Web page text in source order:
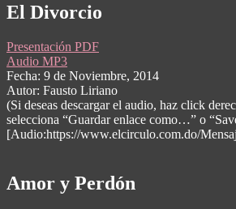
El Divorcio
Presentación PDF
Audio MP3
Fecha: 9 de Noviembre, 2014
Autor: Fausto Liriano
(Si deseas descargar el audio, haz click
selecciona “Guardar enlace como…” o
[Audio:https://www.elcirculo.com.do/
Amor y Perdón